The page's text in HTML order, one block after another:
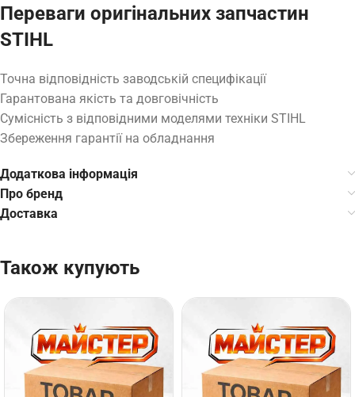
Переваги оригінальних запчастин
STIHL
Точна відповідність заводській специфікації
Гарантована якість та довговічність
Сумісність з відповідними моделями техніки STIHL
Збереження гарантії на обладнання
Додаткова інформація
Про бренд
Доставка
Також купують